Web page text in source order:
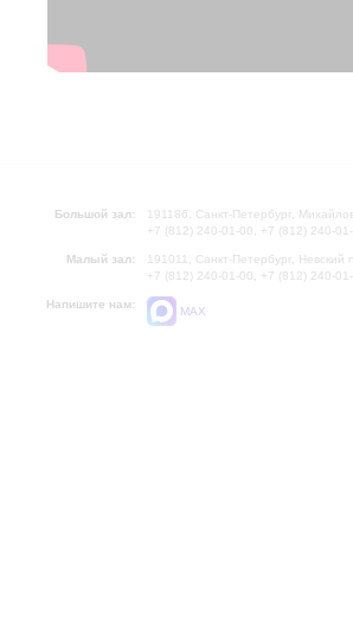
Большой зал:
191186, Санкт-Петербург,
+7 (812) 240-01-00, +7 (812) 240-
Малый зал:
191011, Санкт-Петербург, Невский
+7 (812) 240-01-00, +7 (812) 240-
Напишите нам:
MAX